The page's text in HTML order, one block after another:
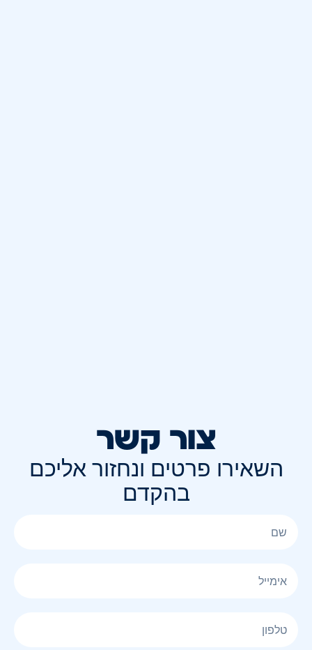
צור קשר
השאירו פרטים ונחזור אליכם
בהקדם